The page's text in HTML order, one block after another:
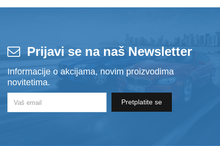
Prijavi se na naš Newsletter
Informacije o akcijama, novim proizvodima
novitetima.
Pretplatite se